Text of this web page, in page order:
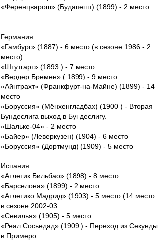
«Ференцварош» (Будапешт) (1899) - 2 место
Германия
«Гамбург» (1887) - 6 место (в сезоне 1986 - 2
место).
«Штутгарт» (1893 ) - 7 место
«Вердер Бремен» ( 1899) - 9 место
«Айнтрахт» (Франкфурт-на-Майне) (1899) - 14
место
«Боруссия» (Мёнхенгладбах) (1900 ) - Вторая
Бундеслига выход в Бундеслигу.
«Шальке-04» - 2 место
«Байер» (Леверкузен) (1904) - 6 место
«Боруссия» (Дортмунд) (1909) - 5 место
Испания
«Атлетик Бильбао» (1898) - 8 место
«Барселона» (1899) - 2 место
«Атлетико Мадрид» (1903) - 5 место (14 место
в сезоне 2002-03
«Севилья» (1905) - 5 место
«Реал Сосьедад» (1909 ) - Переход из Секунды
в Примеро